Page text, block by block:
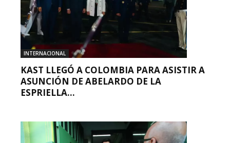
INTERNACIONAL
KAST LLEGÓ A COLOMBIA PARA ASISTIR A
ASUNCIÓN DE ABELARDO DE LA
ESPRIELLA...